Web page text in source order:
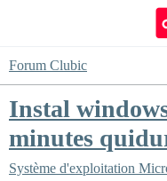
Forum Clubic
Instal
minutes
Système d'exploitation